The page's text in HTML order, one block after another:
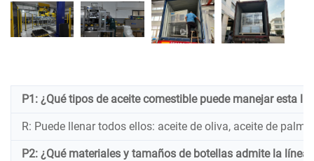
P1: ¿Qué tipos de aceite comestible puede manejar esta
R: Puede llenar todos ellos: aceite de oliva, aceite de
P2: ¿Qué materiales y tamaños de botellas admite la línea